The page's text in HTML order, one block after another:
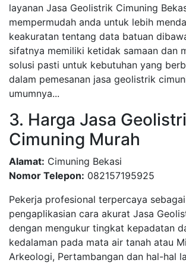
layanan Jasa Geolistrik Cimuning
mempermudah anda untuk lebih
keakuratan tentang data batuan
sifatnya memiliki ketidak samaan dan
solusi pasti untuk kebutuhan yang
dalam pemesanan jasa geolistrik
umumnya...
3. Harga Jasa
Cimuning Murah
Alamat: Cimuning Bekasi
Nomor Telepon: 082157195925
Pekerja profesional terpercaya
pengaplikasian cara akurat Jasa
dengan mengukur tingkat kepadatan
kedalaman pada mata air tanah atau
Arkeologi, Pertambangan dan hal-hal